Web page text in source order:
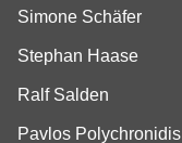
Simone Schäfer
Stephan Haase
Ralf Salden
Pavlos Polychronidis